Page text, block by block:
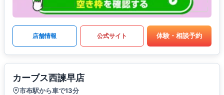
店舗情報 公式サイト 体験・相談予約
カーブス西諫早店
市布駅から車で13分